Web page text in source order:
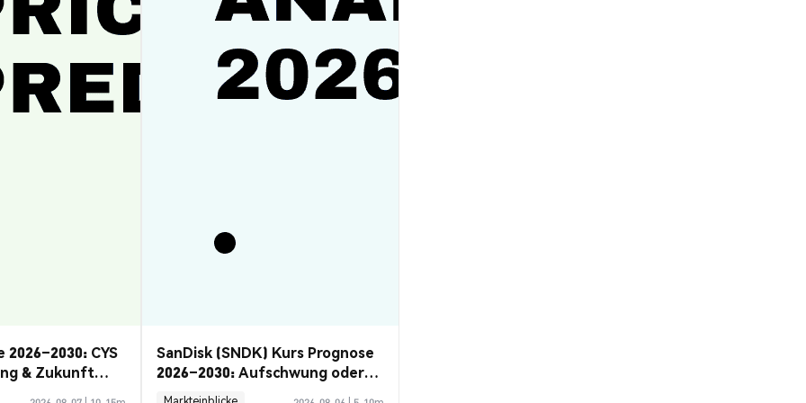
2026–2030: CYS
& Zukunft
SanDisk (SNDK) Kurs Prognose
2026–2030: Aufschwung oder
Rückzug?